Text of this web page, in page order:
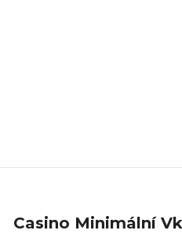
Casino Minimální